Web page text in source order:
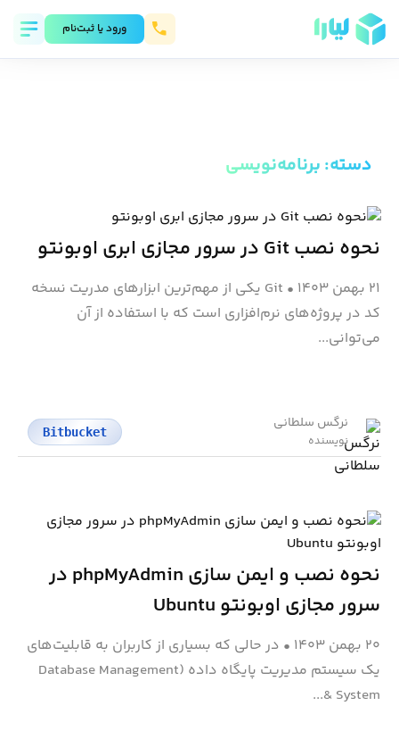
ورود يا ثبت‌نام
دسته:برنامه‌نویسی
نحوه نصب Git در سرور مجازی ابری اوبونتو
۲۱ بهمن ۱۴۰۳ •
Git یکی از مهم‌ترین ابزار‌های مدریت نسخه
کد در پروژه‌های نرم‌افزاری است که با استفاده از آن
می‌توانی...
نرگس سلطانی
نویسنده
Bitbucket
نحوه نصب و ایمن سازی phpMyAdmin در
سرور مجازی اوبونتو Ubuntu
۲۰ بهمن ۱۴۰۳ • در حالی که بسیاری از کاربران به قابلیت‌های
یک سیستم مدیریت پایگاه داده (Database Management
System &...